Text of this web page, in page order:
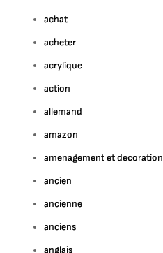
achat
acheter
acrylique
action
allemand
amazon
amenagement et decoration
ancien
ancienne
anciens
anglais